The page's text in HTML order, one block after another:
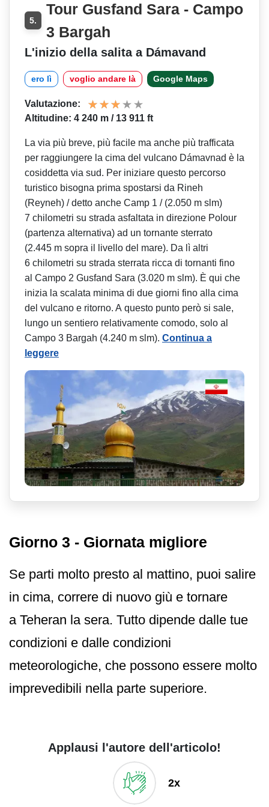
5.
Tour Gusfand Sara - Campo
3 Bargah
L'inizio della salita a Dámavand
ero lì voglio andare là Google Maps
Valutazione:
Altitudine: 4 240 m / 13 911 ft
La via più breve, più facile ma anche più trafficata
per raggiungere la cima del vulcano Dámavnad è la
cosiddetta via sud. Per iniziare questo percorso
turistico bisogna prima spostarsi da Rineh
(Reyneh) / detto anche Camp 1 / (2.050 m slm)
7 chilometri su strada asfaltata in direzione Polour
(partenza alternativa) ad un tornante sterrato
(2.445 m sopra il livello del mare). Da lì altri
6 chilometri su strada sterrata ricca di tornanti fino
al Campo 2 Gusfand Sara (3.020 m slm). È qui che
inizia la scalata minima di due giorni fino alla cima
del vulcano e ritorno. A questo punto però si sale,
lungo un sentiero relativamente comodo, solo al
Campo 3 Bargah (4.240 m slm). Continua a
leggere
Giorno 3 - Giornata migliore
Se parti molto presto al mattino, puoi salire
in cima, correre di nuovo giù e tornare
a Teheran la sera. Tutto dipende dalle tue
condizioni e dalle condizioni
meteorologiche, che possono essere molto
imprevedibili nella parte superiore.
Applausi l'autore dell'articolo!
2x